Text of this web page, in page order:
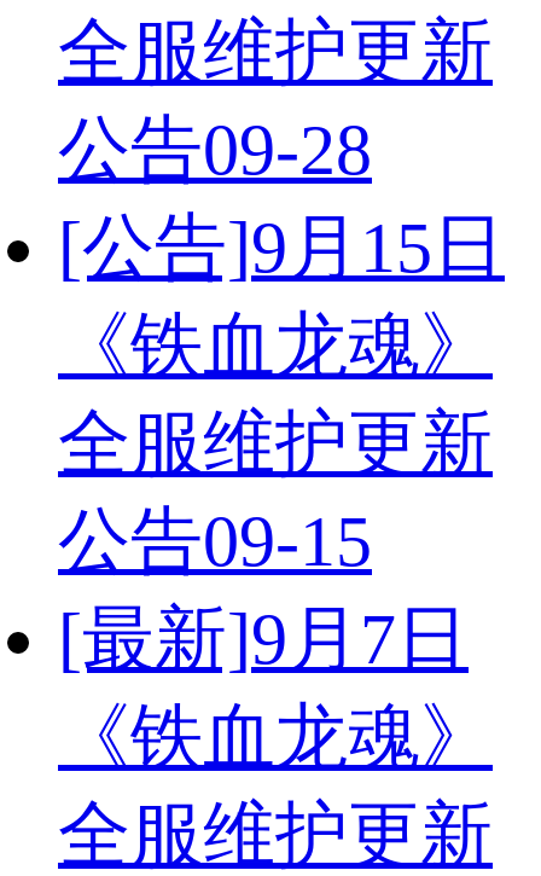
全服维护更新
公告09-28
[公告]9月15日
《铁血龙魂》
全服维护更新
公告09-15
[最新]9月7日
《铁血龙魂》
全服维护更新